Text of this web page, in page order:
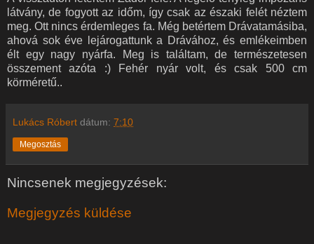
látvány, de fogyott az időm, így csak az északi felét néztem
meg. Ott nincs érdemleges fa. Még betértem Drávatamásiba,
ahová sok éve lejárogattunk a Drávához, és emlékeimben
élt egy nagy nyárfa. Meg is találtam, de természetesen
összement azóta :) Fehér nyár volt, és csak 500 cm
körméretű..
Lukács Róbert dátum: 7:10
Megosztás
Nincsenek megjegyzések:
Megjegyzés küldése